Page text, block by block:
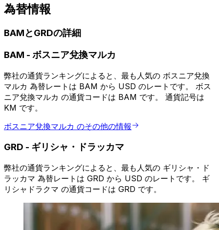
為替情報
BAMとGRDの詳細
BAM - ボスニア兌換マルカ
弊社の通貨ランキングによると、最も人気の ボスニア兌換
マルカ 為替レートは BAM から USD のレートです。 ボス
ニア兌換マルカ の通貨コードは BAM です。 通貨記号は
KM です。
ボスニア兌換マルカ のその他の情報
GRD - ギリシャ・ドラッカマ
弊社の通貨ランキングによると、最も人気の ギリシャ・ド
ラッカマ 為替レートは GRD から USD のレートです。 ギ
リシャドラクマ の通貨コードは GRD です。